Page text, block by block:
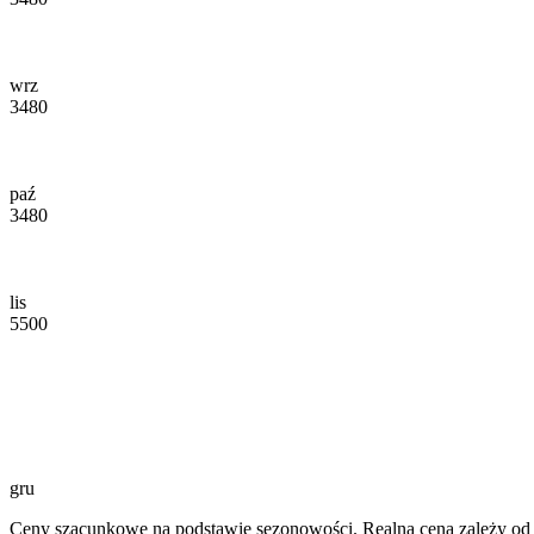
wrz
3480
paź
3480
lis
5500
gru
Ceny szacunkowe na podstawie sezonowości. Realna cena zależy